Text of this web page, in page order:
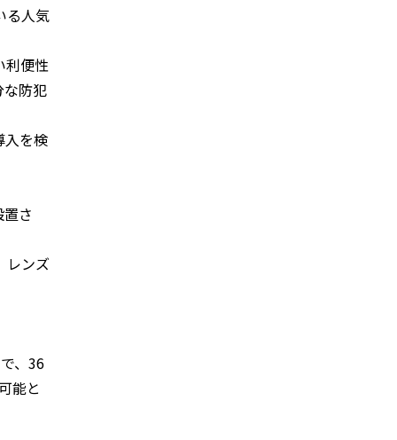
る人気
利便性
な防犯
入を検
さ
レンズ
、36
能と